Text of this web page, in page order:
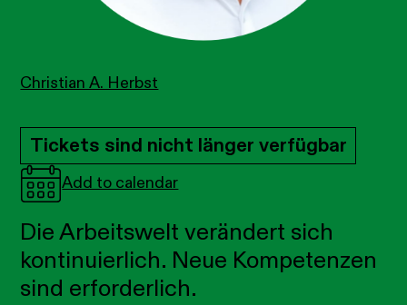
Christian A. Herbst
Tickets sind nicht länger verfügbar
Add to calendar
Die Arbeitswelt verändert sich
kontinuierlich. Neue Kompetenzen
sind erforderlich.